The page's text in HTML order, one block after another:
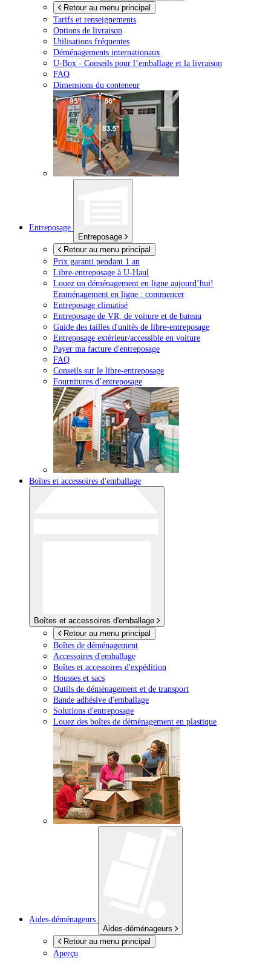
Retour au menu principal
Tarifs et renseignements
Options de livraison
Utilisations fréquentes
Déménagements internationaux
U-Box - Conseils pour l’emballage et la livraison
FAQ
Dimensions du conteneur
Entreposage
Entreposage
Retour au menu principal
Prix garanti pendant 1 an
Libre-entreposage à U-Haul
Louez un déménagement en ligne aujourd’hui!
Emménagement en ligne : commencer
Entreposage climatisé
Entreposage de VR, de voiture et de bateau
Guide des tailles d'unités de libre-entreposage
Entreposage extérieur/accessible en voiture
Payer ma facture d'entreposage
FAQ
Conseils sur le libre-entreposage
Fournitures d’entreposage
Boîtes et accessoires d'emballage
Boîtes et accessoires d'emballage
Retour au menu principal
Boîtes de déménagement
Accessoires d'emballage
Boîtes et accessoires d'expédition
Housses et sacs
Outils de déménagement et de transport
Bande adhésive d'emballage
Solutions d'entreposage
Louez des boîtes de déménagement en plastique
Aides-déménageurs
Aides-déménageurs
Retour au menu principal
Aperçu